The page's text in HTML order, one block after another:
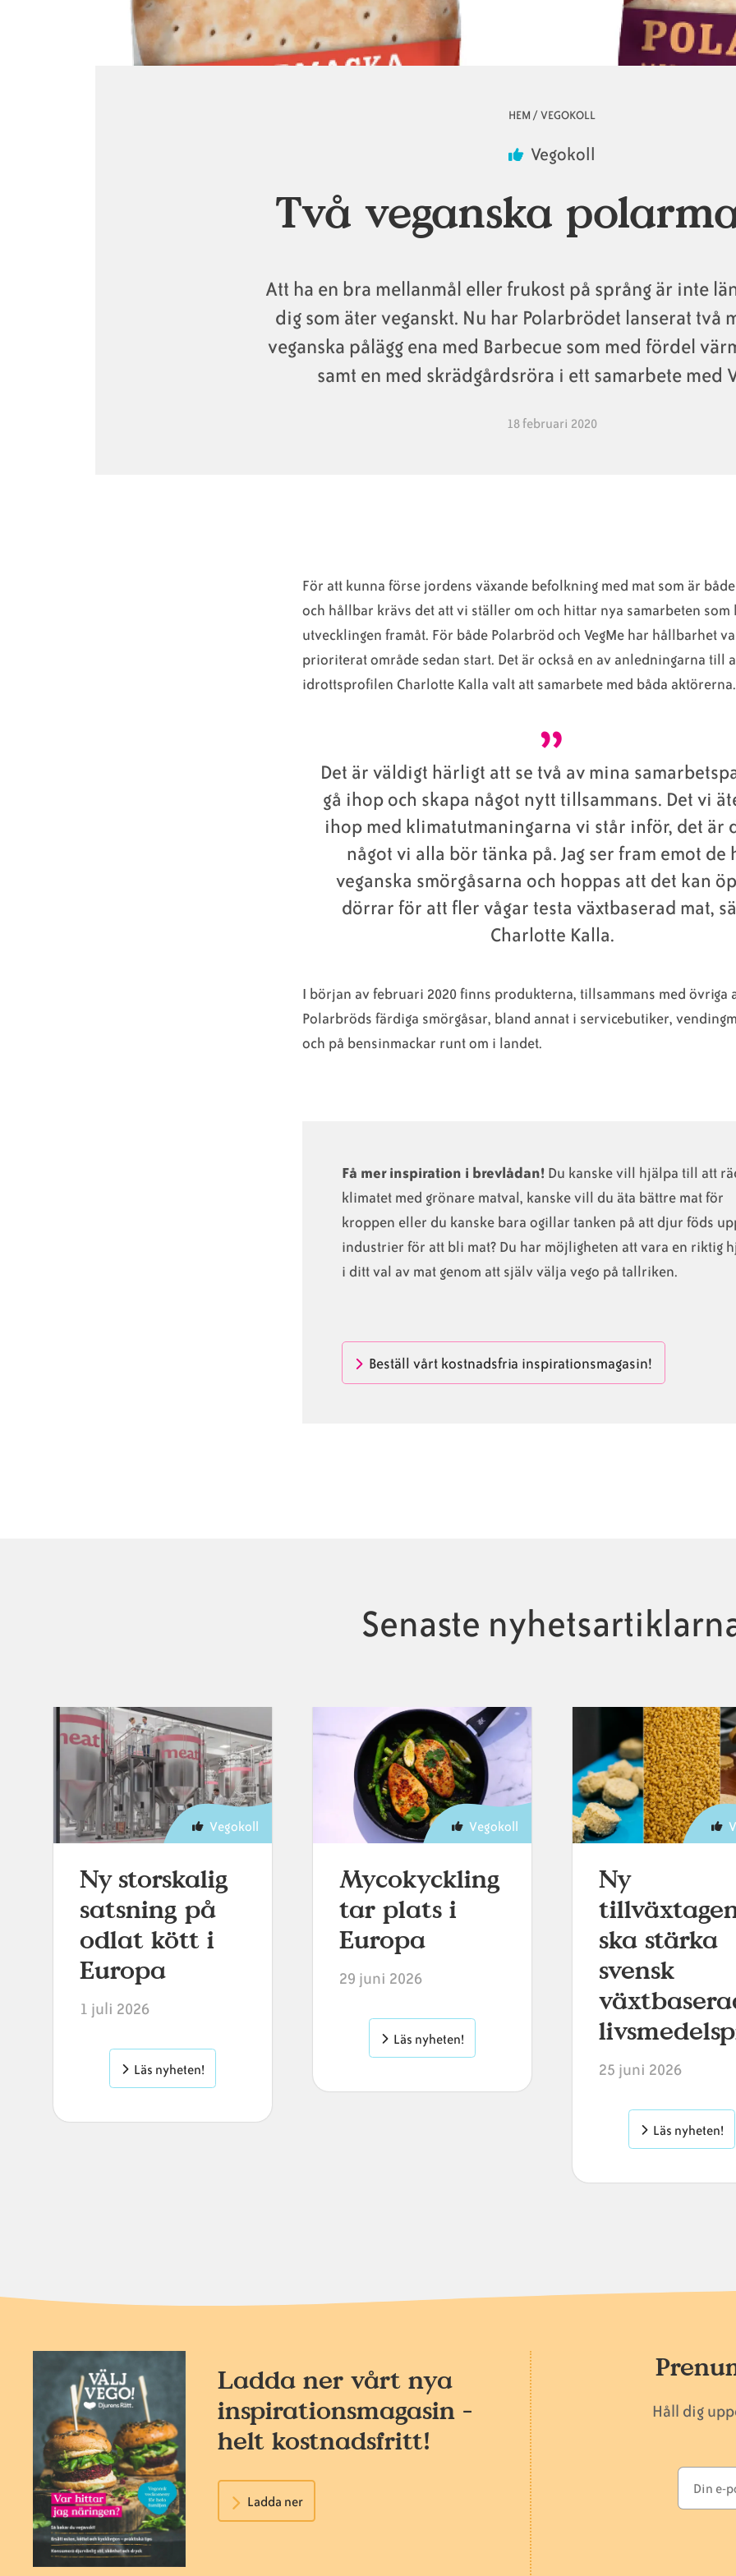
HEM /VEGOKOLL
Vegokoll
Två veganska
Att ha en bra mellanmål eller frukost på språng är inte
dig som äter veganskt. Nu har Polarbrödet lanserat två
veganska pålägg ena med Barbecue som med fördel
samt en med skrädgårdsröra i ett samarbete med
18 februari 2020
För att kunna förse jordens växande befolkning med mat som är
och hållbar krävs det att vi ställer om och hittar nya samarbeten som
utvecklingen framåt. För både Polarbröd och VegMe har hållbarhet
prioriterat område sedan start. Det är också en av anledningarna till
idrottsprofilen Charlotte Kalla valt att samarbete med båda aktörerna.
Det är väldigt härligt att se två av mina
gå ihop och skapa något nytt tillsammans. Det vi
ihop med klimatutmaningarna vi står inför, det är
något vi alla bör tänka på. Jag ser fram emot de
veganska smörgåsarna och hoppas att det kan
dörrar för att fler vågar testa växtbaserad mat,
Charlotte Kalla.
I början av februari 2020 finns produkterna, tillsammans med övriga
Polarbröds färdiga smörgåsar, bland annat i servicebutiker,
och på bensinmackar runt om i landet.
Få mer inspiration i brevlådan! Du kanske vill hjälpa till att
klimatet med grönare matval, kanske vill du äta bättre mat för
kroppen eller du kanske bara ogillar tanken på att djur föds
industrier för att bli mat? Du har möjligheten att vara en riktig
i ditt val av mat genom att själv välja vego på tallriken.
Beställ vårt kostnadsfria inspirationsmagasin!
Senaste
Vegokoll
Ny storskalig
satsning på
odlat kött i
Europa
1 juli 2026
Läs nyheten!
Vegokoll
Mycokyckling
tar plats i
Europa
29 juni 2026
Läs nyheten!
Ny
ska stärka
svensk
25 juni 2026
Läs nyheten!
Ladda ner vårt nya
inspirationsmagasin -
helt kostnadsfritt!
Ladda ner
Håll dig